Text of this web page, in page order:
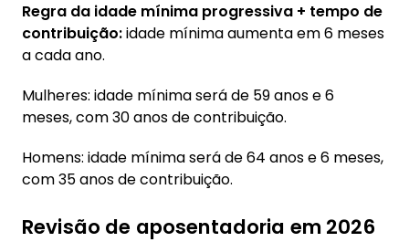
Regra da idade mínima progressiva + tempo de
contribuição:idade mínima aumenta em 6 meses
a cada ano.
Mulheres: idade mínima será de 59 anos e 6
meses, com 30 anos de contribuição.
Homens: idade mínima será de 64 anos e 6 meses,
com 35 anos de contribuição.
Revisão de aposentadoria em 2026